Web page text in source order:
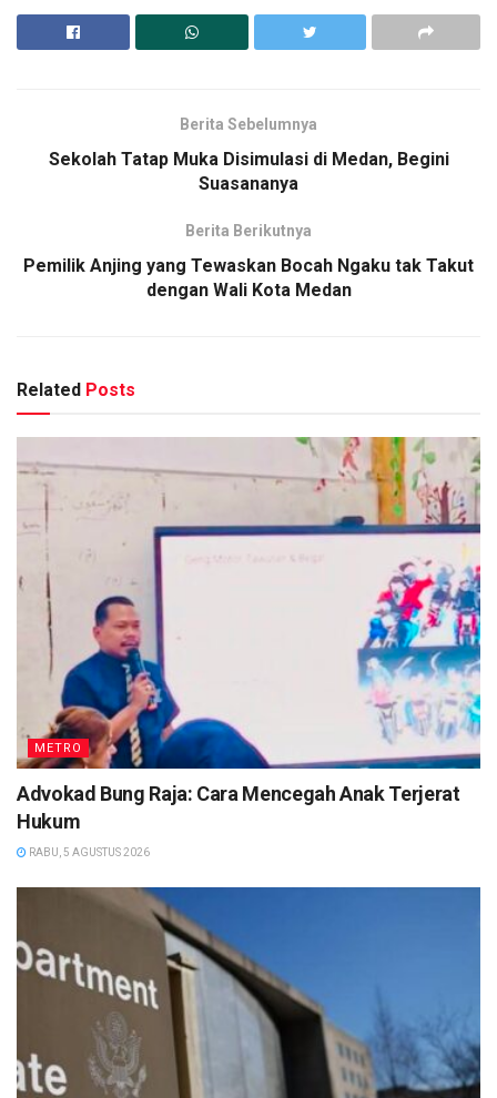
Berita Sebelumnya
Sekolah Tatap Muka Disimulasi di Medan, Begini
Suasananya
Berita Berikutnya
Pemilik Anjing yang Tewaskan Bocah Ngaku tak Takut
dengan Wali Kota Medan
Related Posts
METRO
Advokad Bung Raja: Cara Mencegah Anak Terjerat
Hukum
RABU, 5 AGUSTUS 2026